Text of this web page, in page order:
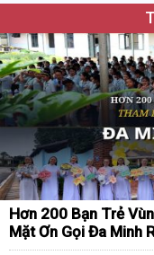
Hơn 200 Bạn Trẻ
Mặt Ơn Gọi Đa Minh